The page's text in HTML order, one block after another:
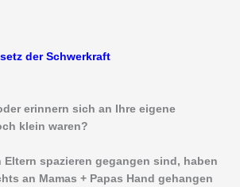
der Schwerkraft
erinnern sich an Ihre eigene
klein waren?
Eltern spazieren gegangen sind, haben
an Mamas + Papas Hand gehangen